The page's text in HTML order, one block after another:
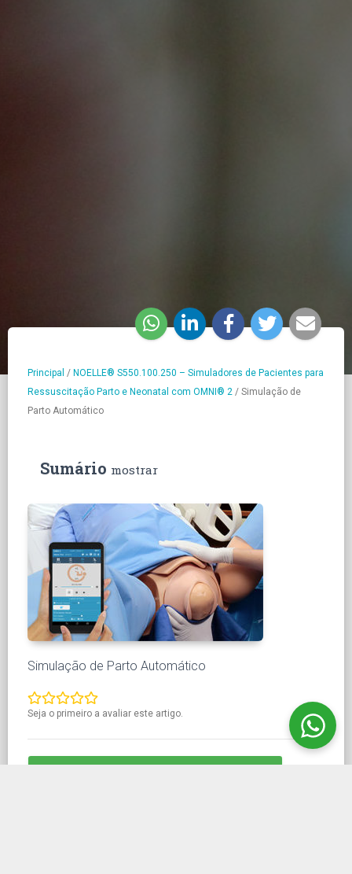
Principal / NOELLE® S550.100.250 – Simuladores de Pacientes para
Ressuscitação Parto e Neonatal com OMNI® 2 / Simulação de
Parto Automático
Sumário mostrar
Simulação de Parto Automático
Seja o primeiro a avaliar este artigo.